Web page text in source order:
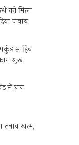
को मिला
जवाब
साहिब
शुरू
में धान
तनाव खत्म,